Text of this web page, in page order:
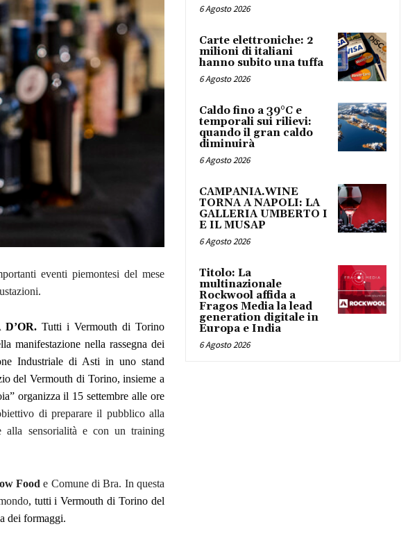
eventi piemontesi del mese
D’OR.Tutti i Vermouth di Torino
manifestazione nella rassegna dei
Industriale di Asti in uno stand
del Vermouth di Torino, insieme a
organizza il 15 settembre alle ore
di preparare il pubblico alla
alla sensorialità e con un training
Food e Comune di Bra. In questa
, tutti i Vermouth di Torino del
dei formaggi.
6 Agosto 2026
Carte elettroniche: 2
milioni di italiani
hanno subito una tuffa
6 Agosto 2026
Caldo fino a 39°C e
temporali sui rilievi:
quando il gran caldo
diminuirà
6 Agosto 2026
CAMPANIA.WINE
TORNA A NAPOLI: LA
GALLERIA UMBERTO I
E IL MUSAP
6 Agosto 2026
Titolo: La
multinazionale
Rockwool affida a
Fragos Media la lead
generation digitale in
Europa e India
6 Agosto 2026